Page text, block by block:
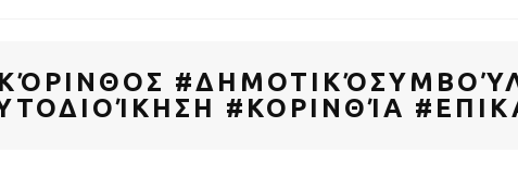
#ΚΟΡΙΝΘΊΑ